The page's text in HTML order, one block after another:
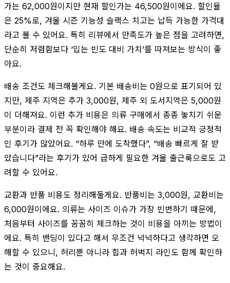
가는 62,000원이지만 현재 할인가는 46,500원이에요. 할인율
은 25%로, 겨울 시즌 기능성 슬랙스 치고는 납득 가능한 가격대
라고 볼 수 있어요. 특히 리뷰에서 만족도가 높은 점을 고려하면,
단순히 저렴함보다 ‘입는 빈도 대비 가치’를 따져보는 방식이 좋
아요.
배송 조건도 체크해볼게요. 기본 배송비는 0원으로 표기되어 있
지만, 제주 지역은 추가 3,000원, 제주 외 도서지역은 5,000원
이 더해져요. 이런 추가 비용은 의류 구매에서 종종 놓치기 쉬운
부분이라 결제 전 꼭 확인해야 해요. 배송 속도는 비교적 긍정적
인 후기가 많았어요. “하루 만에 도착했다”, “배송 빠르게 잘 받
았습니다”라는 후기가 있어 급하게 필요한 겨울 출근룩으로도 고
려할 수 있어요.
교환과 반품 비용도 정리해둘게요. 반품비는 3,000원, 교환비는
6,000원이에요. 의류는 사이즈 이슈가 가장 빈번하기 때문에,
처음부터 사이즈를 꼼꼼히 체크하는 것이 비용을 아끼는 방법이
에요. 특히 밴딩이 있다고 해서 무조건 넉넉하다고 생각하면 오
해할 수 있으니, 허리뿐 아니라 힙과 허벅지 라인도 함께 확인하
는 것이 중요해요.